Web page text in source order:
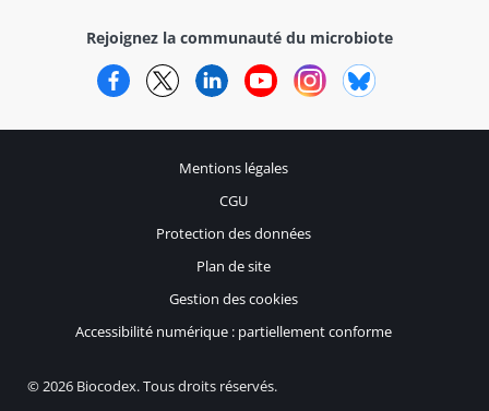
Rejoignez la communauté du microbiote
FacebookTwitterLinkedInYouTubeInstagram
© 2026 Biocodex. Tous droits réservés.
Mentions légales
CGU
Protection des données
Plan de site
Gestion des cookies
Accessibilité numérique : partiellement conforme